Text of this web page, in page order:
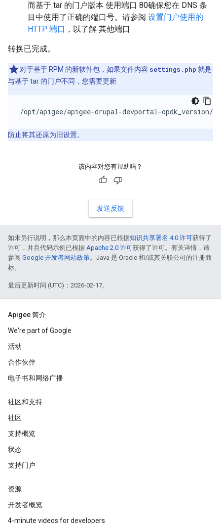
而基于 tar 的门户版本 使用端口 80确保您在 DNS 条
目中使用了正确的端口号。请参阅 设置门户使用的
HTTP 端口 ，以了解 其他端口
转换已完成。
对于基于 RPM 的新软件包，如果文件内容 settings.php 就是
与基于 tar 的门户不同，您需要更新
/opt/apigee/apigee-drupal-devportal-opdk_version/
防止将其还原为旧设置。
该内容对您有帮助吗？
发送反馈
如未另行说明，那么本页面中的内容已根据知识共享署名 4.0 许可获得了
许可，并且代码示例已根据 Apache 2.0 许可获得了许可。有关详情，请
参阅 Google 开发者网站政策。Java 是 Oracle 和/或其关联公司的注册商
标。
最后更新时间 (UTC)：2026-02-17。
Apigee 简介
We're part of Google
活动
合作伙伴
电子书和网络广播
社区和支持
社区
支持概览
状态
支持门户
资源
开发者概览
4-minute videos for developers